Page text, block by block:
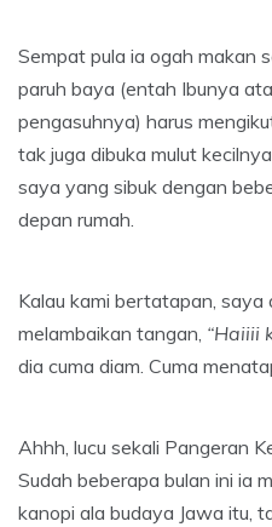
Sempat pula ia ogah makan
paruh baya (entah Ibunya
pengasuhnya) harus
tak juga dibuka mulut
saya yang sibuk dengan
depan rumah.
Kalau kami bertatapan, saya
melambaikan tangan, “Haiiii
dia cuma diam. Cuma
Ahhh, lucu sekali Pangeran
Sudah beberapa bulan ini ia
kanopi ala budaya Jawa itu,